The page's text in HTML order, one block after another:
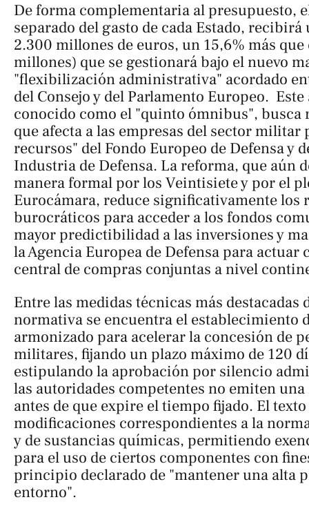
De forma complementaria al presupuesto,
separado del gasto de cada Estado,
2.300 millones de euros, un 15,6% más
millones) que se gestionará bajo el nuevo
"flexibilización administrativa" acordado
del Consejo y del Parlamento Europeo.
conocido como el "quinto ómnibus", busca
que afecta a las empresas del sector
recursos" del Fondo Europeo de Defensa y
Industria de Defensa. La reforma, que aún
manera formal por los Veintisiete y por el
Eurocámara, reduce significativamente los
burocráticos para acceder a los fondos
mayor predictibilidad a las inversiones y
la Agencia Europea de Defensa para
central de compras conjuntas a nivel
Entre las medidas técnicas más destacadas
normativa se encuentra el establecimiento
armonizado para acelerar la concesión de
militares, fijando un plazo máximo de 120
estipulando la aprobación por silencio
las autoridades competentes no emiten
antes de que expire el tiempo fijado. El
modificaciones correspondientes a la
y de sustancias químicas, permitiendo
para el uso de ciertos componentes con
principio declarado de "mantener una alta
entorno".